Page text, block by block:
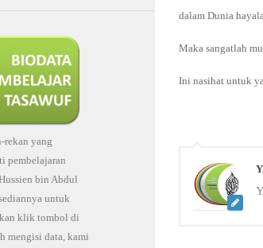
dalam Dunia
Maka sangatlah
Ini nasihat untuk
rekan yang
pembelajaran
bin Abdul
untuk
klik tombol di
mengisi data, kami